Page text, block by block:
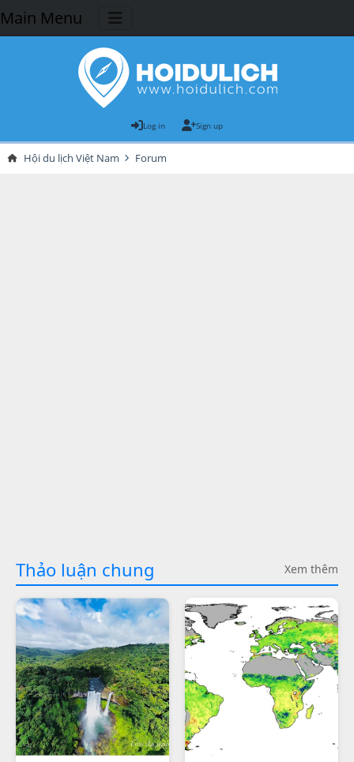
Main Menu
Log in Sign up
Hội du lịch Việt Nam Forum
Thảo luận chung Xem thêm